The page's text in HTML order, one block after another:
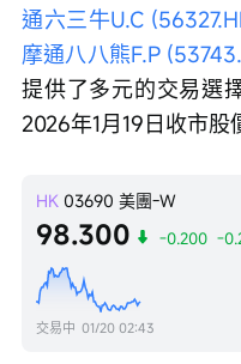
通六三牛U.C
摩通八八熊F.P
提供了多元的交易選
2026年1月19日收市股
HK 03690 美團-W
98.300 -0.200 -
交易中 01/20 02:43